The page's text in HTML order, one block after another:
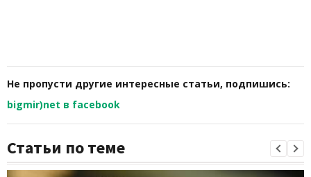
Не пропусти другие интересные статьи, подпишись:
bigmir)net в facebook
Статьи по теме